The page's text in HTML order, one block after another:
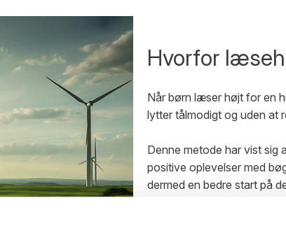
Hvorfor
Når børn læser højt for en
lytter tålmodigt og uden at
Denne metode har vist
positive oplevelser med
dermed en bedre start på